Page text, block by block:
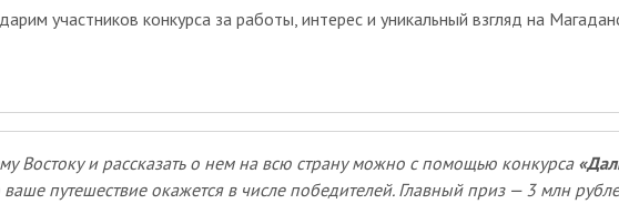
участников конкурса за работы, интерес и уникальный взгляд на
Востоку и рассказать о нем на всю страну можно с помощью конкурса
путешествие окажется в числе победителей. Главный приз — 3 млн